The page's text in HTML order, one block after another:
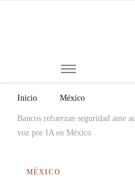
Inicio México
Bancos refuerzan seguridad ante
voz por IA en México
MÉXICO